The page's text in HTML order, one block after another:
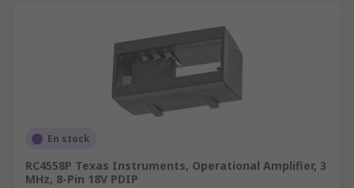
En stock
RC4558P Texas Instruments, Operational Amplifier, 3
MHz, 8-Pin 18V PDIP